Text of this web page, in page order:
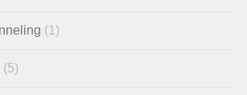
(1)
(5)